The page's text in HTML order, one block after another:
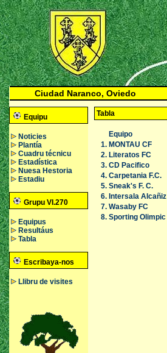
Ciudad Naranco, Oviedo
Equipu
Noticies
Plantía
Cuadru técnicu
Estadística
Nuesa Hestoria
Estadiu
Grupu VI.270
Equipus
Resultáus
Tabla
Escribaya-nos
Llibru de visites
Tabla
Equipo
1. MONTAU CF
2. Literatos FC
3. CD Pacifico
4. Carpetania F.C.
5. Sneak's F. C.
6. Intersala Alcañiz
7. Wasaby FC
8. Sporting Olimpic